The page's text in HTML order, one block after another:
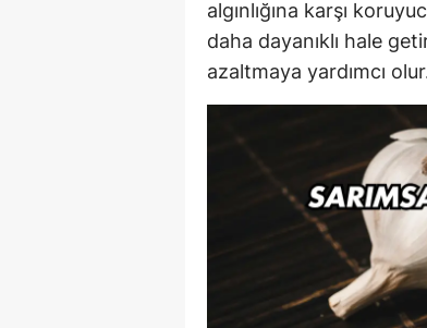
algınlığına karşı
daha dayanıklı hale
azaltmaya yardımcı